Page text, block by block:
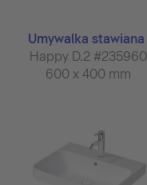
Umywalka stawiana
Happy D.2 #235960
600 x 400 mm